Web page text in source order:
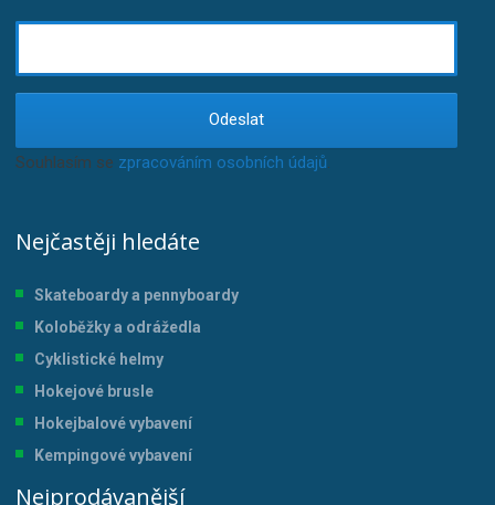
Odeslat
Souhlasím se zpracováním osobních údajů.
Nejčastěji hledáte
Skateboardy a pennyboardy
Koloběžky a odrážedla
Cyklistické helmy
Hokejové brusle
Hokejbalové vybavení
Kempingové vybavení
Nejprodávanější